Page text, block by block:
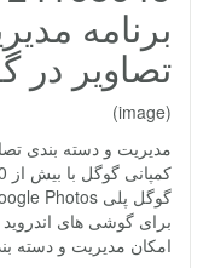
برنامه
تصاویر در
(image)
برای گوشی های اندروید
امکان مدیریت و دسته